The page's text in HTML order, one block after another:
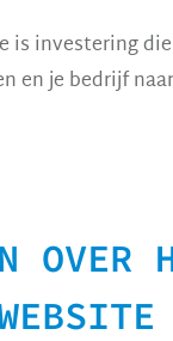
investering
en je bedrijf
OVER